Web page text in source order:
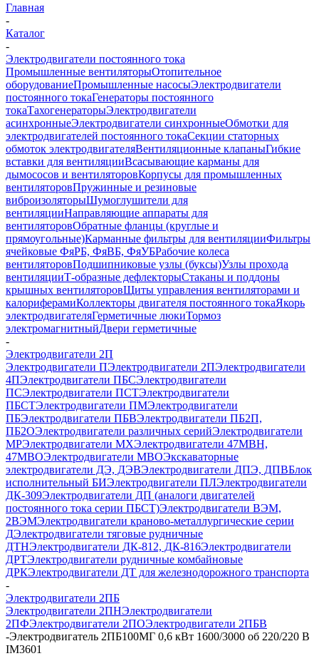
Главная
-
Каталог
-
Электродвигатели постоянного тока
Промышленные вентиляторыОтопительное
оборудованиеПромышленные насосыЭлектродвигатели
постоянного токаГенераторы постоянного
токаТахогенераторыЭлектродвигатели
асинхронныеЭлектродвигатели синхронныеОбмотки для
электродвигателей постоянного токаСекции статорных
обмоток электродвигателяВентиляционные клапаныГибкие
вставки для вентиляцииВсасывающие карманы для
дымососов и вентиляторовКорпусы для промышленных
вентиляторовПружинные и резиновые
виброизоляторыШумоглушители для
вентиляцииНаправляющие аппараты для
вентиляторовОбратные фланцы (круглые и
прямоугольные)Карманные фильтры для вентиляцииФильтры
ячейковые ФяРБ, ФяВБ, ФяУБРабочие колеса
вентиляторовПодшипниковые узлы (буксы)Узлы прохода
вентиляцииТ-образные дефлекторыСтаканы и поддоны
крышных вентиляторовЩиты управления вентиляторами и
калориферамиКоллекторы двигателя постоянного токаЯкорь
электродвигателяГерметичные люкиТормоз
электромагнитныйДвери герметичные
-
Электродвигатели 2П
Электродвигатели ПЭлектродвигатели 2ПЭлектродвигатели
4ПЭлектродвигатели ПБСЭлектродвигатели
ПСЭлектродвигатели ПСТЭлектродвигатели
ПБСТЭлектродвигатели ПМЭлектродвигатели
ПБЭлектродвигатели ПБВЭлектродвигатели ПБ2П,
ПБ2ОЭлектродвигатели различных серийЭлектродвигатели
МРЭлектродвигатели MXЭлектродвигатели 47MBH,
47МВОЭлектродвигатели MBOЭкскаваторные
электродвигатели ДЭ, ДЭВЭлектродвигатели ДПЭ, ДПВБлок
исполнительный БИЭлектродвигатели ПЛЭлектродвигатели
ДК-309Электродвигатели ДП (аналоги двигателей
постоянного тока серии ПБСТ)Электродвигатели ВЭМ,
2ВЭМЭлектродвигатели краново-металлургические серии
ДЭлектродвигатели тяговые рудничные
ДТНЭлектродвигатели ДК-812, ДК-816Электродвигатели
ДРТЭлектродвигатели рудничные комбайновые
ДРКЭлектродвигатели ДТ для железнодорожного транспорта
-
Электродвигатели 2ПБ
Электродвигатели 2ПНЭлектродвигатели
2ПФЭлектродвигатели 2ПОЭлектродвигатели 2ПБВ
-Электродвигатель 2ПБ100МГ 0,6 кВт 1600/3000 об 220/220 В
IM3601